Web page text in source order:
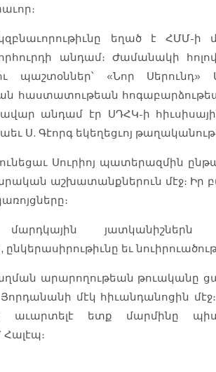
եղած է ՀՄՄ-ի
անդամ։ Ժամանակի
«Նոր Սերունդ»
հաստատութեան
անդամ էր ՍԴՀԿ-ի
Ս. Գէորգ եկեղեցւոյ
Սուրիոյ պատերազմին
աշխատանքներուն մէջ։ Իր
մարդկային յատկանիշներն
եւ
արարողութեան թուականը
Յորդանանի մէկ հիւանդանոցին
աւարտելէ ետք մարմինը